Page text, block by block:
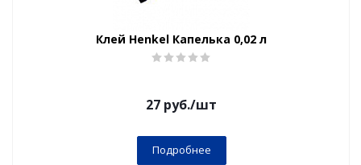
Клей Henkel Капелька 0,02 л
27 руб./шт
Подробнее